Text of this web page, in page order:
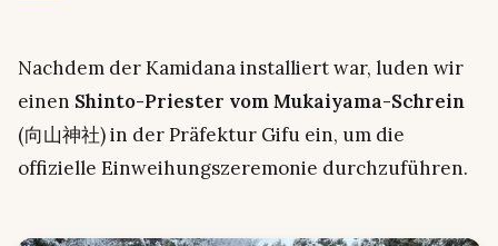
Nachdem der Kamidana installiert war, luden wir
einen Shinto-Priester vom Mukaiyama-Schrein
(向山神社) in der Präfektur Gifu ein, um die
offizielle Einweihungszeremonie durchzuführen.